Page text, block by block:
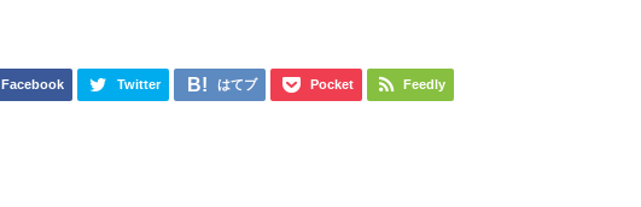
Facebook Twitter はてブ Pocket Feedly